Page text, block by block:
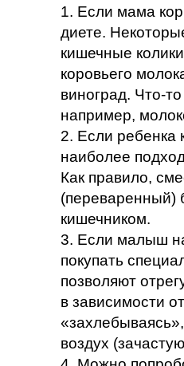
1. Если мама
диете.
кишечные
коровьего
виноград. Что-
например,
2. Если ребенка
наиболее
Как правило,
(переваренный)
кишечником.
3. Если малыш
покупать
позволяют
в зависимости
воздух